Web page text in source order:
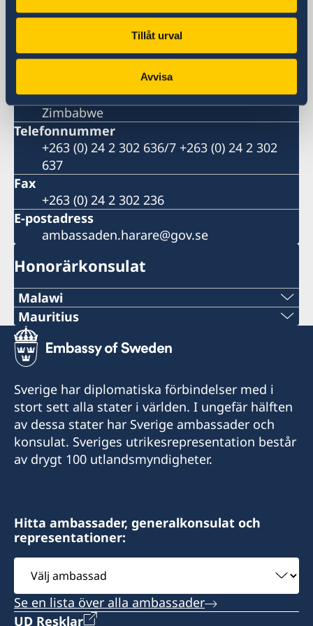
Tillåt urval
Avvisa
Embassy of Sweden
Harare
Zimbabwe
Telefonnummer
+263 (0) 24 2 302 636/7 +263 (0) 24 2 302
637
Fax
+263 (0) 24 2 302 236
E-postadress
ambassaden.harare@gov.se
Honorärkonsulat
Malawi
Sverige har för tillfället ingen representation i
Malawi. Rekryteringför ny Honorärkonsul pågår
och kontaktinformation kommer att publiceras
Honorary Consul
Vakant
Mauritius
Sveriges Honorärkonsulat
C/O Taylor Smith & Co Ltd
Aqualia Bldg, Old Quay D. Road
Port Louis, Mauritius
Tel: +230 2063333
Fax: +230 2402884
Sverige har diplomatiska förbindelser med i
stort sett alla stater i världen. I ungefär hälften
av dessa stater har Sverige ambassader och
konsulat. Sveriges utrikesrepresentation består
av drygt 100 utlandsmyndigheter.
Hitta ambassader, generalkonsulat och
representationer:
Välj
ambassad
Se en lista över alla ambassader
UD Resklar